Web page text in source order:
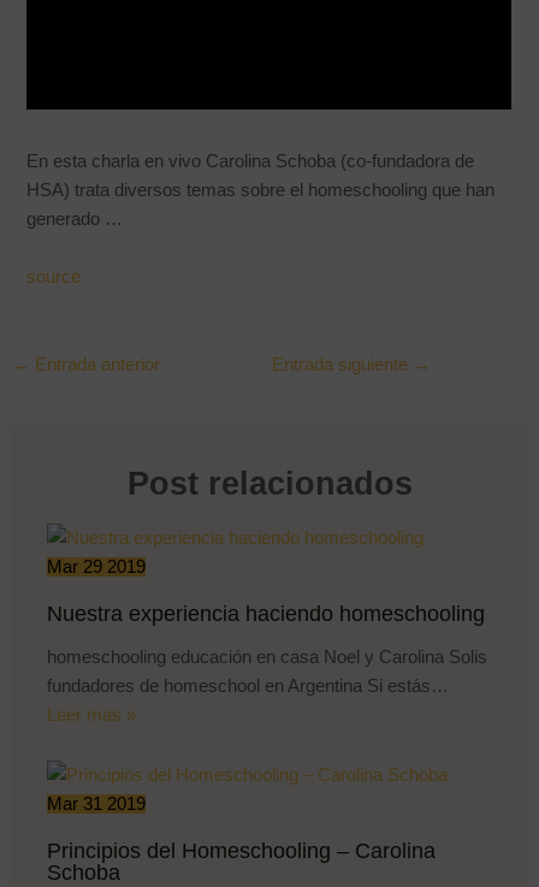
En esta charla en vivo Carolina Schoba (co-fundadora de
HSA) trata diversos temas sobre el homeschooling que han
generado …
source
← Entrada anterior Entrada siguiente →
Post relacionados
Mar 29 2019
Nuestra experiencia haciendo homeschooling
homeschooling educación en casa Noel y Carolina Solis
fundadores de homeschool en Argentina Si estás…
Leer mas »
Mar 31 2019
Principios del Homeschooling – Carolina
Schoba